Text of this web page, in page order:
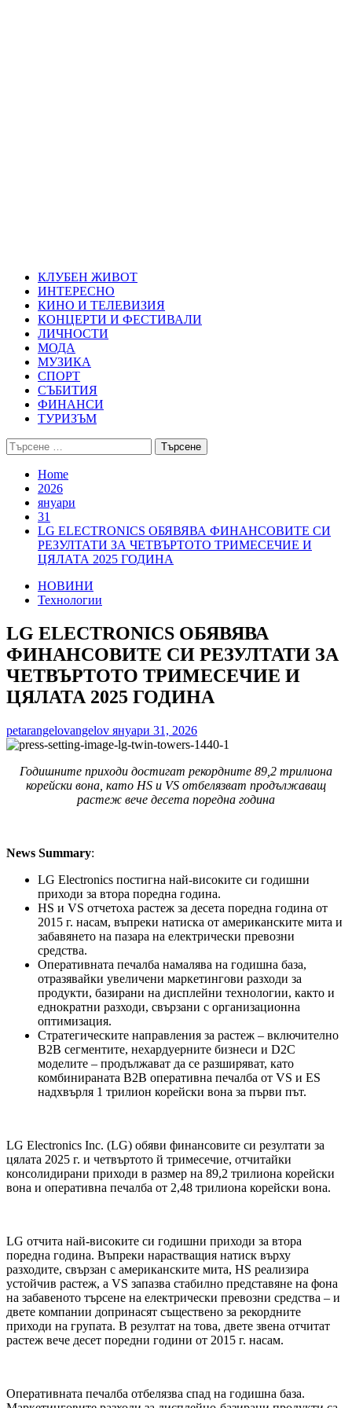
КЛУБЕН ЖИВОТ
ИНТЕРЕСНО
КИНО И ТЕЛЕВИЗИЯ
КОНЦЕРТИ И ФЕСТИВАЛИ
ЛИЧНОСТИ
МОДА
МУЗИКА
СПОРТ
СЪБИТИЯ
ФИНАНСИ
ТУРИЗЪМ
Търсене
за:
Home
2026
януари
31
LG ELECTRONICS ОБЯВЯВА ФИНАНСОВИТЕ СИ
РЕЗУЛТАТИ ЗА ЧЕТВЪРТОТО ТРИМЕСЕЧИЕ И
ЦЯЛАТА 2025 ГОДИНА
НОВИНИ
Технологии
LG ELECTRONICS ОБЯВЯВА
ФИНАНСОВИТЕ СИ РЕЗУЛТАТИ ЗА
ЧЕТВЪРТОТО ТРИМЕСЕЧИЕ И
ЦЯЛАТА 2025 ГОДИНА
petarangelovangelov януари 31, 2026
Годишните приходи достигат рекордните 89,2 трилиона
корейски вона, като HS и VS отбелязват продължаващ
растеж вече десета поредна година
News Summary:
LG Electronics постигна най-високите си годишни
приходи за втора поредна година.
HS и VS отчетоха растеж за десета поредна година от
2015 г. насам, въпреки натиска от американските мита и
забавянето на пазара на електрически превозни
средства.
Оперативната печалба намалява на годишна база,
отразявайки увеличени маркетингови разходи за
продукти, базирани на дисплейни технологии, както и
еднократни разходи, свързани с организационна
оптимизация.
Стратегическите направления за растеж – включително
B2B сегментите, нехардуерните бизнеси и D2C
моделите – продължават да се разширяват, като
комбинираната B2B оперативна печалба от VS и ES
надхвърля 1 трилион корейски вона за първи път.
LG Electronics Inc. (LG) обяви финансовите си резултати за
цялата 2025 г. и четвъртото й тримесечие, отчитайки
консолидирани приходи в размер на 89,2 трилиона корейски
вона и оперативна печалба от 2,48 трилиона корейски вона.
LG отчита най-високите си годишни приходи за втора
поредна година. Въпреки нарастващия натиск върху
разходите, свързан с американските мита, HS реализира
устойчив растеж, а VS запазва стабилно представяне на фона
на забавеното търсене на електрически превозни средства – и
двете компании допринасят съществено за рекордните
приходи на групата. В резултат на това, двете звена отчитат
растеж вече десет поредни години от 2015 г. насам.
Оперативната печалба отбелязва спад на годишна база.